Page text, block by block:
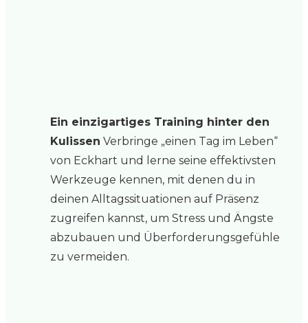
Ein einzigartiges Training hinter den
Kulissen Verbringe „einen Tag im Leben“
von Eckhart und lerne seine effektivsten
Werkzeuge kennen, mit denen du in
deinen Alltagssituationen auf Präsenz
zugreifen kannst, um Stress und Ängste
abzubauen und Überforderungsgefühle
zu vermeiden.